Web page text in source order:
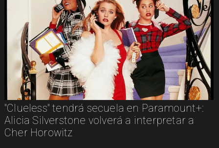
"Clueless" tendrá secuela en Paramount+:
Alicia Silverstone volverá a interpretar a
Cher Horowitz